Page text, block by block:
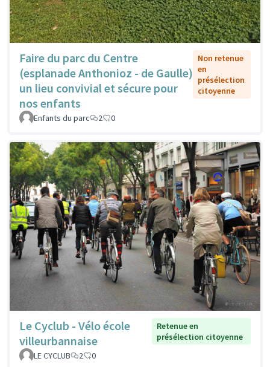
Faire du parc du Centre
(esplanade Anthonioz - de Gaulle)
un lieu convivial et sécure pour
nos enfants
Non retenue
en
présélection
citoyenne
Enfants du parc 2 0
Le Cyclub - Vélo école
villeurbannaise
Retenue en
présélection citoyenne
LE CYCLUB
2 0